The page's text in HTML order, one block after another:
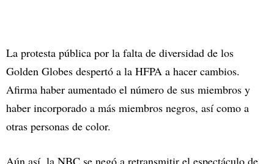
La protesta pública por la falta de diversidad de los
Golden Globes despertó a la HFPA a hacer cambios.
Afirma haber aumentado el número de sus miembros y
haber incorporado a más miembros negros, así como a
otras personas de color.
Aún así, la NBC se negó a retransmitir el espectáculo de